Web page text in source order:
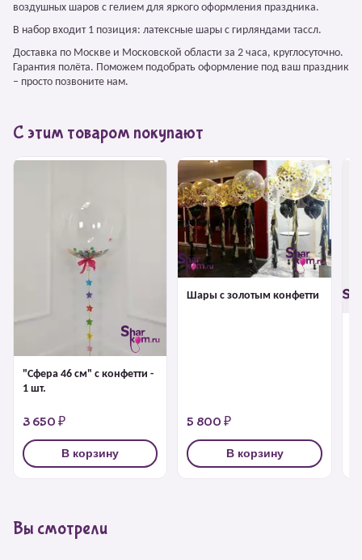
воздушных шаров с гелием для яркого оформления праздника.
В набор входит 1 позиция: латексные шары с гирляндами тассл.
Доставка по Москве и Московской области за 2 часа, круглосуточно.
Гарантия полёта. Поможем подобрать оформление под ваш праздник
– просто позвоните нам.
С этим товаром покупают
"Сфера 46 см" с конфетти -
1 шт.
3 650 ₽
В корзину
Шары с золотым конфетти
5 800 ₽
В корзину
Вы смотрели